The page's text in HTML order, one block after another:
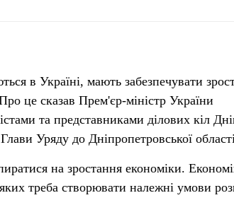
це сказав Прем'єр-міністр України
та представниками ділових кіл
Уряду до Дніпропетровської
на зростання економіки.
треба створювати належні умови